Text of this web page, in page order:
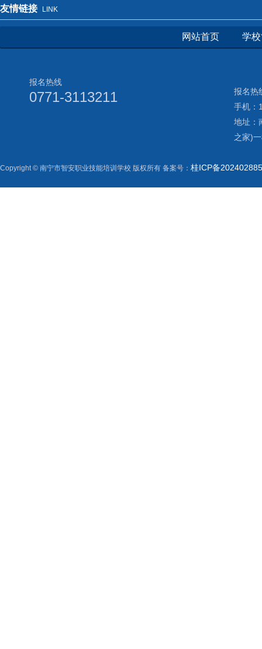
友情链接 LINK
网站首页 学
报名热线
0771-3113211
报名热
手机：
地址：
之家)
Copyright © 南宁市智安职业技能培训学校 版权所有 备案号： 桂ICP备